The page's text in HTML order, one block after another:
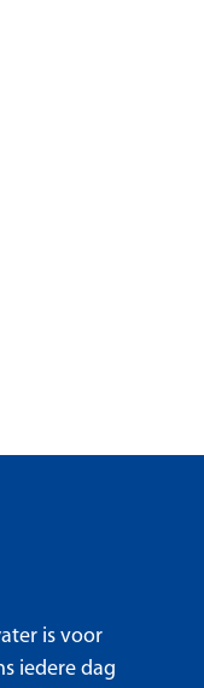
is voor
iedere dag